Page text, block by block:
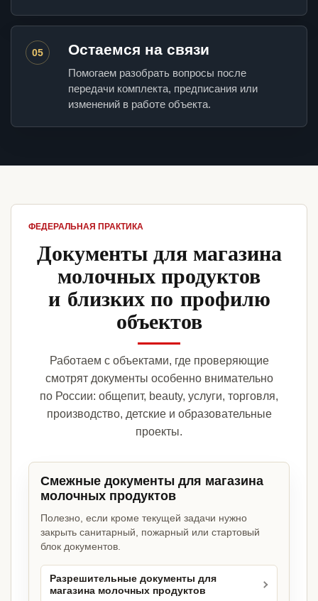
05 Остаемся на связи
Помогаем разобрать вопросы после
передачи комплекта, предписания или
изменений в работе объекта.
ФЕДЕРАЛЬНАЯ ПРАКТИКА
Документы для магазина
молочных продуктов
и близких по профилю
объектов
Работаем с объектами, где проверяющие
смотрят документы особенно внимательно
по России: общепит, beauty, услуги, торговля,
производство, детские и образовательные
проекты.
Смежные документы для магазина
молочных продуктов
Полезно, если кроме текущей задачи нужно
закрыть санитарный, пожарный или стартовый
блок документов.
Разрешительные документы для
магазина молочных продуктов